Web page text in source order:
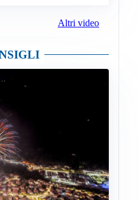
Altri video